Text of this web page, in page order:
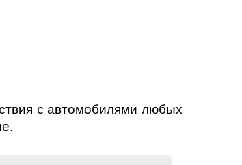
с автомобилями любых